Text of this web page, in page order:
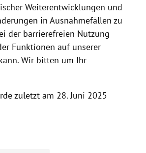
Weiterentwicklungen und
in Ausnahmefällen zu
der barrierefreien Nutzung
Funktionen auf unserer
Wir bitten um Ihr
zuletzt am 28. Juni 2025